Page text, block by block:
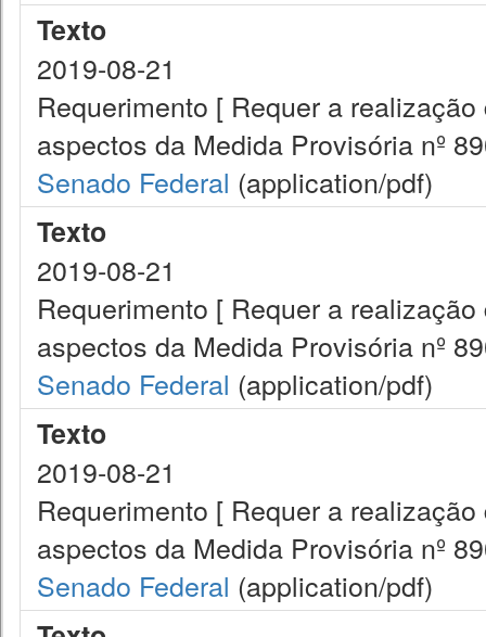
Texto
2019-08-21
Requerimento [ Requer a
aspectos da Medida Provisória nº
Senado Federal (application/pdf)
Texto
2019-08-21
Requerimento [ Requer a
aspectos da Medida Provisória nº
Senado Federal (application/pdf)
Texto
2019-08-21
Requerimento [ Requer a
aspectos da Medida Provisória nº
Senado Federal (application/pdf)